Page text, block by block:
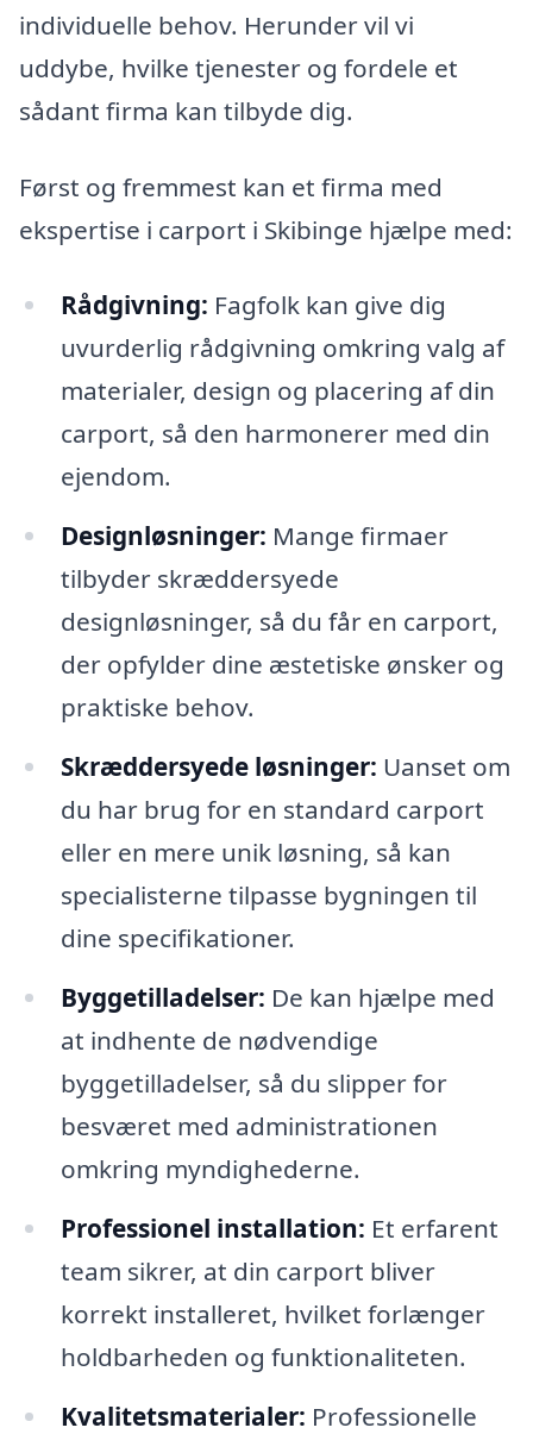
individuelle behov. Herunder vil vi
uddybe, hvilke tjenester og fordele et
sådant firma kan tilbyde dig.
Først og fremmest kan et firma med
ekspertise i carport i Skibinge hjælpe med:
Rådgivning: Fagfolk kan give dig
uvurderlig rådgivning omkring valg af
materialer, design og placering af din
carport, så den harmonerer med din
ejendom.
Designløsninger: Mange firmaer
tilbyder skræddersyede
designløsninger, så du får en carport,
der opfylder dine æstetiske ønsker og
praktiske behov.
Skræddersyede løsninger: Uanset om
du har brug for en standard carport
eller en mere unik løsning, så kan
specialisterne tilpasse bygningen til
dine specifikationer.
Byggetilladelser: De kan hjælpe med
at indhente de nødvendige
byggetilladelser, så du slipper for
besværet med administrationen
omkring myndighederne.
Professionel installation: Et erfarent
team sikrer, at din carport bliver
korrekt installeret, hvilket forlænger
holdbarheden og funktionaliteten.
Kvalitetsmaterialer: Professionelle